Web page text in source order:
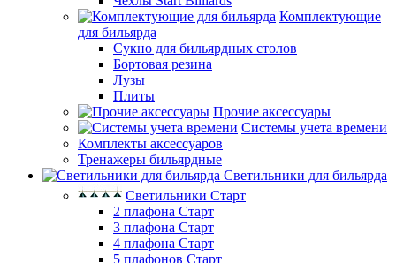
Комплектующие
для бильярда
Сукно для бильярдных столов
Бортовая резина
Лузы
Плиты
Прочие аксессуары
Системы учета времени
Комплекты аксессуаров
Тренажеры бильярдные
Светильники для бильярда
Светильники Старт
2 плафона Старт
3 плафона Старт
4 плафона Старт
5 плафонов Старт